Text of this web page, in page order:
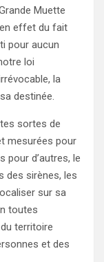
Muette
effet du fait
pour aucun
loi
la
destinée.
sortes de
mesurées pour
pour d’autres, le
des sirènes, les
sur sa
toutes
territoire
et des